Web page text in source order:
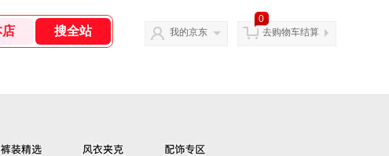
我的京东
0
去购物车结算